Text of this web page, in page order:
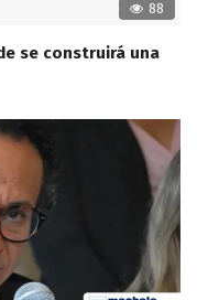
88
se construirá una